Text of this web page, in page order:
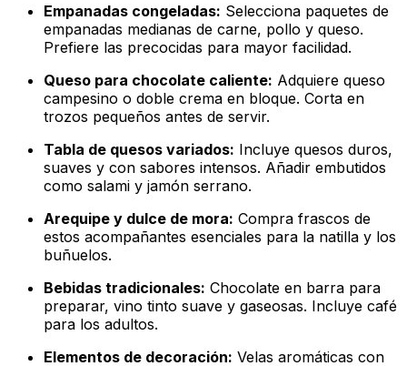
Empanadas congeladas: Selecciona paquetes de
empanadas medianas de carne, pollo y queso.
Prefiere las precocidas para mayor facilidad.
Queso para chocolate caliente: Adquiere queso
campesino o doble crema en bloque. Corta en
trozos pequeños antes de servir.
Tabla de quesos variados: Incluye quesos duros,
suaves y con sabores intensos. Añadir embutidos
como salami y jamón serrano.
Arequipe y dulce de mora: Compra frascos de
estos acompañantes esenciales para la natilla y los
buñuelos.
Bebidas tradicionales: Chocolate en barra para
preparar, vino tinto suave y gaseosas. Incluye café
para los adultos.
Elementos de decoración: Velas aromáticas con